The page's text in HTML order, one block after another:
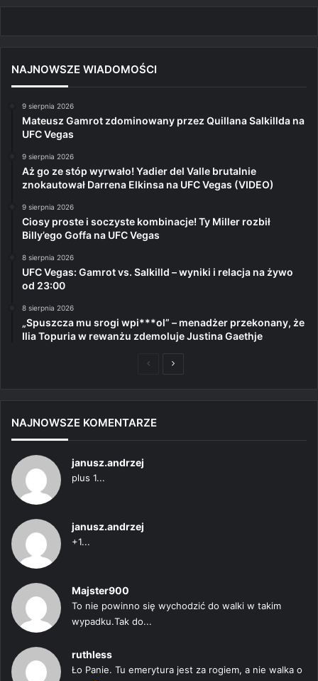
NAJNOWSZE WIADOMOŚCI
9 sierpnia 2026
Mateusz Gamrot zdominowany przez Quillana Salkillda na
UFC Vegas
9 sierpnia 2026
Aż go ze stóp wyrwało! Yadier del Valle brutalnie
znokautował Darrena Elkinsa na UFC Vegas (VIDEO)
9 sierpnia 2026
Ciosy proste i soczyste kombinacje! Ty Miller rozbił
Billy’ego Goffa na UFC Vegas
8 sierpnia 2026
UFC Vegas: Gamrot vs. Salkilld – wyniki i relacja na żywo
od 23:00
8 sierpnia 2026
„Spuszcza mu srogi wpi***ol” – menadżer przekonany, że
Ilia Topuria w rewanżu zdemoluje Justina Gaethje
PoprzedniaNastępna
NAJNOWSZE KOMENTARZE
janusz.andrzej
plus 1...
janusz.andrzej
+1...
Majster900
To nie powinno się wychodzić do walki w takim
wypadku.Tak do...
ruthless
Ło Panie. Tu emerytura jest za rogiem, a nie walka o